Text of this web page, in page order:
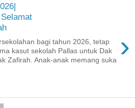
›
bagi tahun 2026, tetap
kasut sekolah Pallas untuk Dak
Zafirah. Anak-anak memang suka